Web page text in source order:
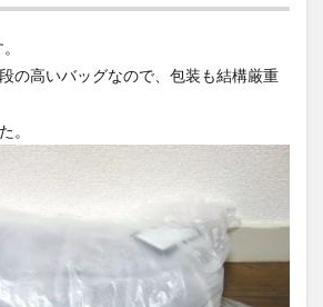
の高いバッグなので、包装も結構厳重
。